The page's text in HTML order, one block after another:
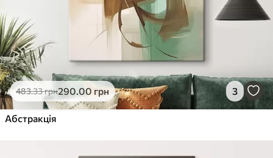
483.33грн290.00 грн 3
Абстракція